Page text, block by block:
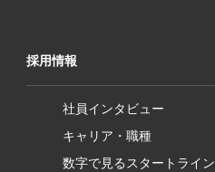
採用情報
社員インタビュー
キャリア・職種
数字で見るスタートライン